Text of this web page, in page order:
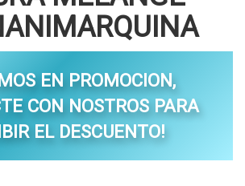
EN PROMOCION,
CON NOSTROS PARA
EL DESCUENTO!